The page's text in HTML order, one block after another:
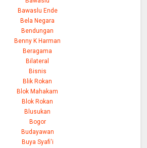
Bawaslu Ende
Bela Negara
Bendungan
Benny K Harman
Beragama
Bilateral
Bisnis
Blik Rokan
Blok Mahakam
Blok Rokan
Blusukan
Bogor
Budayawan
Buya Syafi'i